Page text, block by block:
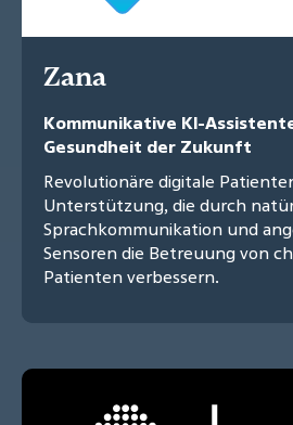
Zana
Kommunikative KI-
Gesundheit der Zukunft
Revolutionäre digitale
Unterstützung, die durch
Sprachkommunikation und
Sensoren die Betreuung von
Patienten verbessern.